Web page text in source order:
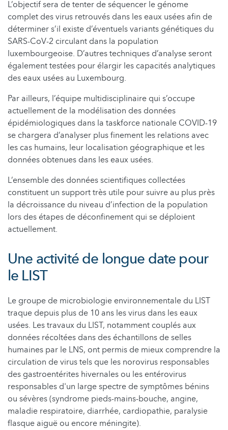
L’objectif sera de tenter de séquencer le génome
complet des virus retrouvés dans les eaux usées afin de
déterminer s’il existe d’éventuels variants génétiques du
SARS-CoV-2 circulant dans la population
luxembourgeoise. D’autres techniques d’analyse seront
également testées pour élargir les capacités analytiques
des eaux usées au Luxembourg.
Par ailleurs, l’équipe multidisciplinaire qui s’occupe
actuellement de la modélisation des données
épidémiologiques dans la taskforce nationale COVID-19
se chargera d’analyser plus finement les relations avec
les cas humains, leur localisation géographique et les
données obtenues dans les eaux usées.
L’ensemble des données scientifiques collectées
constituent un support très utile pour suivre au plus près
la décroissance du niveau d’infection de la population
lors des étapes de déconfinement qui se déploient
actuellement.
Une activité de longue date pour
le LIST
Le groupe de microbiologie environnementale du LIST
traque depuis plus de 10 ans les virus dans les eaux
usées. Les travaux du LIST, notamment couplés aux
données récoltées dans des échantillons de selles
humaines par le LNS, ont permis de mieux comprendre la
circulation de virus tels que les norovirus responsables
des gastroentérites hivernales ou les entérovirus
responsables d'un large spectre de symptômes bénins
ou sévères (syndrome pieds-mains-bouche, angine,
maladie respiratoire, diarrhée, cardiopathie, paralysie
flasque aiguë ou encore méningite).